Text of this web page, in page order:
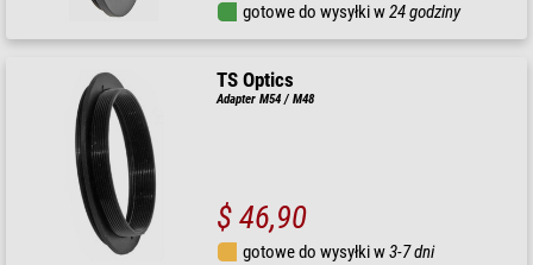
gotowe do wysyłki w24 godziny
TS Optics
Adapter M54 / M48
$ 46,90
gotowe do wysyłki w3-7 dni